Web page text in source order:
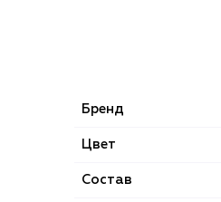
Бренд
Цвет
Состав